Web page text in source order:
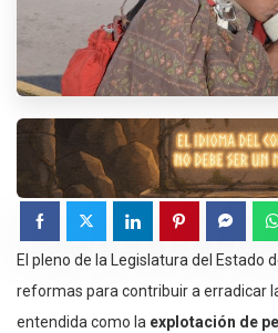
El pleno de la Legislatura del Estado
reformas para contribuir a erradicar
entendida como la explotación de